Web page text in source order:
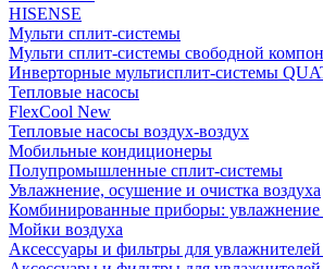
HISENSE
Мульти сплит-системы
Мульти сплит-системы свободной
Инверторные мультисплит-системы
Тепловые насосы
FlexCool New
Тепловые насосы воздух-воздух
Мобильные кондиционеры
Полупромышленные сплит-системы
Увлажнение, осушение и очистка воздуха
Комбинированные приборы: увлажнение
Мойки воздуха
Аксессуары и фильтры для увлажнителей